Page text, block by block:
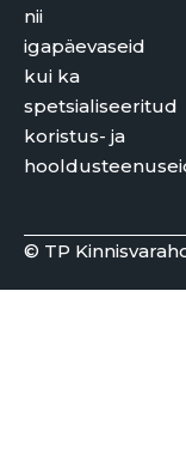
nii
igapäevaseid
kui ka
spetsialiseeritud
koristus- ja
© TP